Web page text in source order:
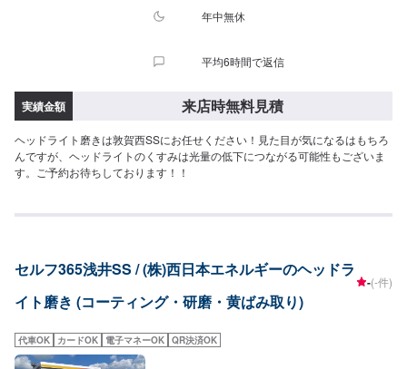
年中無休
平均6時間で返信
実績金額 来店時無料見積
ヘッドライト磨きは敦賀西SSにお任せください！見た目が気になるはもちろ
んですが、ヘッドライトのくすみは光量の低下につながる可能性もございま
す。ご予約お待ちしております！！
セルフ365浅井SS / (株)西日本エネルギーのヘッドラ
イト磨き (コーティング・研磨・黄ばみ取り)
-(-件)
代車OK カードOK 電子マネーOK QR決済OK